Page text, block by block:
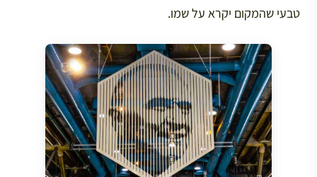
טבעי שהמקום יקרא על שמו.